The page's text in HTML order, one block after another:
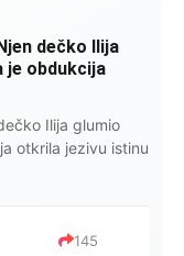
kupala,
poslao po
pelene mu
234